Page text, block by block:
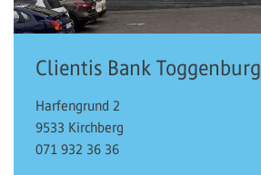
Clientis Bank Toggenburg
Harfengrund 2
9533 Kirchberg
071 932 36 36